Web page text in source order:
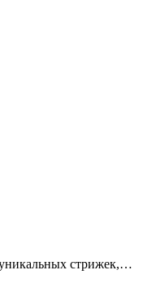
уникальных стрижек,…